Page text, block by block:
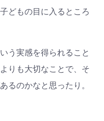
どもの目に入るところ
う実感を得られること
りも大切なことで、そ
るのかなと思ったり。